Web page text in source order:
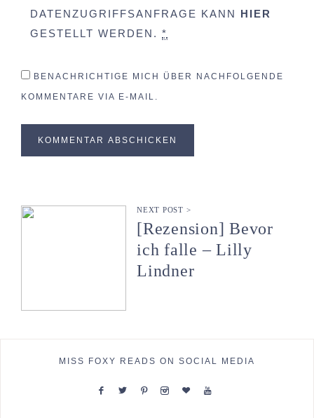
DATENZUGRIFFSANFRAGE KANN HIER
GESTELLT WERDEN. *
BENACHRICHTIGE MICH ÜBER NACHFOLGENDE
KOMMENTARE VIA E-MAIL.
NEXT POST >
[Rezension] Bevor
ich falle – Lilly
Lindner
MISS FOXY READS ON SOCIAL MEDIA